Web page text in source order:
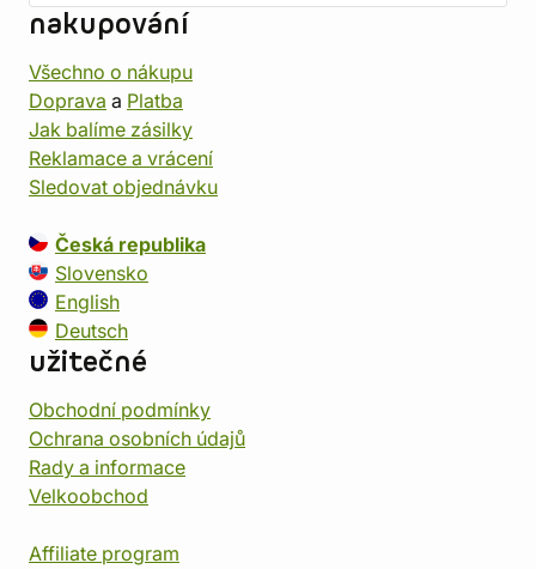
nakupování
Všechno o nákupu
Doprava a Platba
Jak balíme zásilky
Reklamace a vrácení
Sledovat objednávku
Česká republika
Slovensko
English
Deutsch
užitečné
Obchodní podmínky
Ochrana osobních údajů
Rady a informace
Velkoobchod
Affiliate program